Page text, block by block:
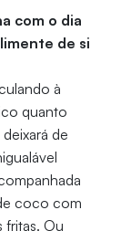
com o dia
de si
à
quanto
de
coco com
fritas. Ou